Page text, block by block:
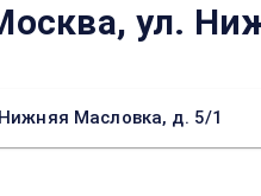
ул.
Масловка, д. 5/1